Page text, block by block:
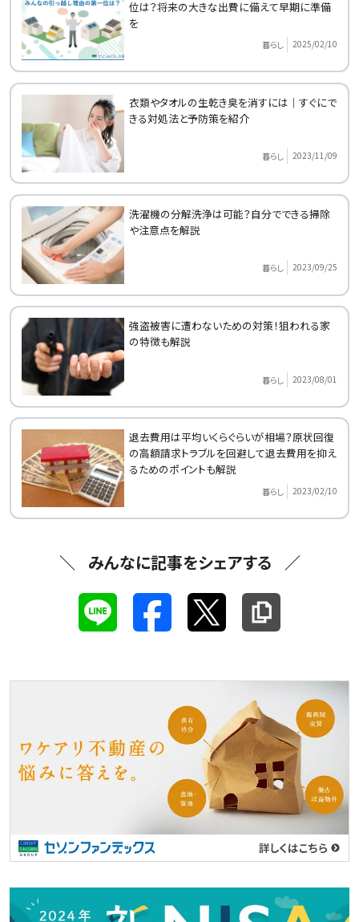
位は？将来の大きな出費に備えて早期に準備
を
暮らし 2025/02/10
衣類やタオルの生乾き臭を消すには｜すぐにで
きる対処法と予防策を紹介
暮らし 2023/11/09
洗濯機の分解洗浄は可能？自分でできる掃除
や注意点を解説
暮らし 2023/09/25
強盗被害に遭わないための対策！狙われる家
の特徴も解説
暮らし 2023/08/01
退去費用は平均いくらぐらいが相場？原状回復
の高額請求トラブルを回避して退去費用を抑え
るためのポイントも解説
暮らし 2023/02/10
みんなに記事をシェアする